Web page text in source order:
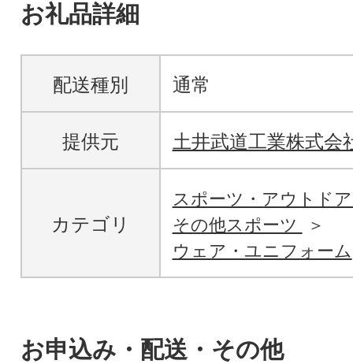
お礼品詳細
配送種別 通常
提供元 土井武道工業株式会
カテゴリ
スポーツ・アウトド
その他スポーツ
ウェア・ユニフォーム
お申込み・配送・その他